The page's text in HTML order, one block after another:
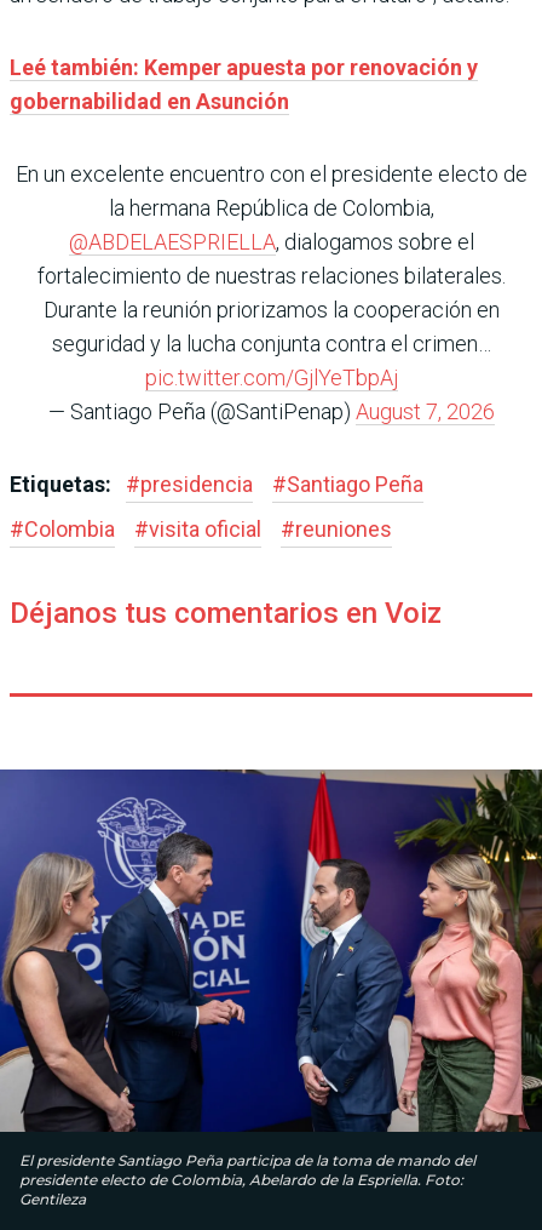
Leé también: Kemper apuesta por renovación y
gobernabilidad en Asunción
En un excelente encuentro con el presidente electo de
la hermana República de Colombia,
@ABDELAESPRIELLA, dialogamos sobre el
fortalecimiento de nuestras relaciones bilaterales.
Durante la reunión priorizamos la cooperación en
seguridad y la lucha conjunta contra el crimen…
pic.twitter.com/GjlYeTbpAj
— Santiago Peña (@SantiPenap) August 7, 2026
Etiquetas: #presidencia #Santiago Peña
#Colombia #visita oficial #reuniones
Déjanos tus comentarios en Voiz
El presidente Santiago Peña participa de la toma de mando del
presidente electo de Colombia, Abelardo de la Espriella. Foto:
Gentileza